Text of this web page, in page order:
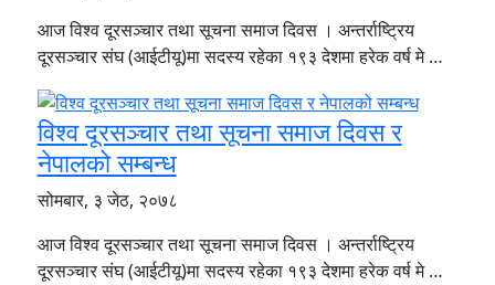
आज विश्व दूरसञ्चार तथा सूचना समाज दिवस । अन्तर्राष्ट्रिय
दूरसञ्चार संघ (आईटीयू)मा सदस्य रहेका १९३ देशमा हरेक वर्ष मे …
विश्व दूरसञ्चार तथा सूचना समाज दिवस र
नेपालको सम्बन्ध
सोमबार, ३ जेठ, २०७८
आज विश्व दूरसञ्चार तथा सूचना समाज दिवस । अन्तर्राष्ट्रिय
दूरसञ्चार संघ (आईटीयू)मा सदस्य रहेका १९३ देशमा हरेक वर्ष मे …